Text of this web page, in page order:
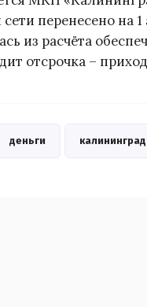
перенесено на 1
из расчёта
отсрочка –
деньги калининград